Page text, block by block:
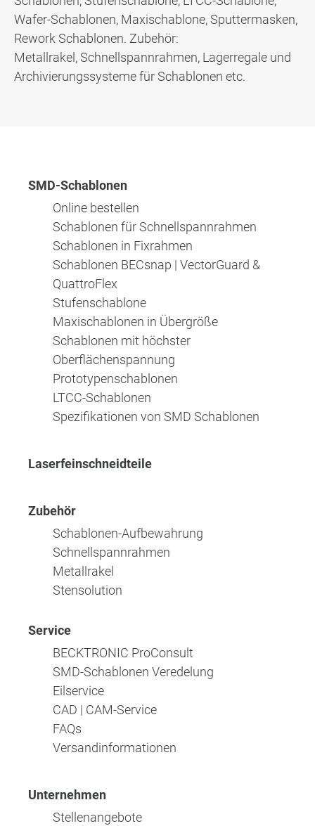
Wafer-Schablonen, Maxischablone, Sputtermasken,
Rework Schablonen. Zubehör:
Metallrakel, Schnellspannrahmen, Lagerregale und
Archivierungssysteme für Schablonen etc.
SMD-Schablonen
Online bestellen
Schablonen für Schnellspannrahmen
Schablonen in Fixrahmen
Schablonen BECsnap | VectorGuard &
QuattroFlex
Stufenschablone
Maxischablonen in Übergröße
Schablonen mit höchster
Oberflächenspannung
Prototypenschablonen
LTCC-Schablonen
Spezifikationen von SMD Schablonen
Laserfeinschneidteile
Zubehör
Schablonen-Aufbewahrung
Schnellspannrahmen
Metallrakel
Stensolution
Service
BECKTRONIC ProConsult
SMD-Schablonen Veredelung
Eilservice
CAD | CAM-Service
FAQs
Versandinformationen
Unternehmen
Stellenangebote